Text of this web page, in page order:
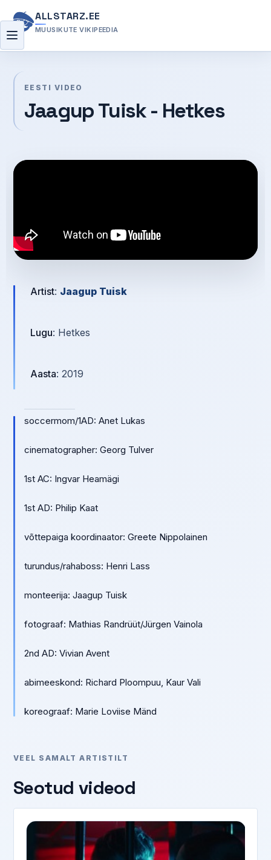
ALLSTARZ.EE
MUUSIKUTE VIKIPEEDIA
Menüü
EESTI VIDEO
Jaagup Tuisk - Hetkes
Artist: Jaagup Tuisk
Lugu: Hetkes
Aasta: 2019
soccermom/1AD: Anet Lukas
cinematographer: Georg Tulver
1st AC: Ingvar Heamägi
1st AD: Philip Kaat
võttepaiga koordinaator: Greete Nippolainen
turundus/rahaboss: Henri Lass
monteerija: Jaagup Tuisk
fotograaf: Mathias Randrüüt/Jürgen Vainola
2nd AD: Vivian Avent
abimeeskond: Richard Ploompuu, Kaur Vali
koreograaf: Marie Loviise Mänd
VEEL SAMALT ARTISTILT
Seotud videod